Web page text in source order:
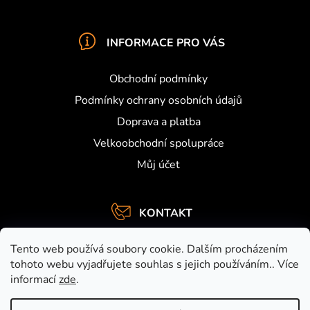
Tento web používá soubory cookie. Dalším procházením
tohoto webu vyjadřujete souhlas s jejich používáním.. Více
informacízde.
INFORMACE PRO VÁS
Obchodní podmínky
Podmínky ochrany osobních údajů
Doprava a platba
Velkoobchodní spolupráce
Můj účet
KONTAKT
+420734459948
https://www.facebook.com/activefishing.cz
activefishingshop